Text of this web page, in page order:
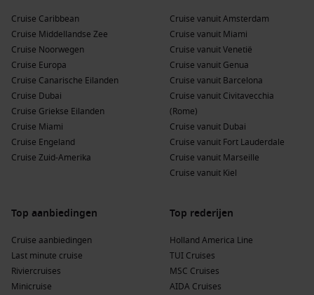
geschiedenis van
en de eilanden vanIndonesië
Sri Lanka:Dit eiland is rijk aan cultuur, met oude tempels,
prachtige natuur en heerlijke keuken. Bezoek Candys en
Sigiriya voor een onvergetelijke ervaring.
Indonesië
Beroemd om zijn eilanden, zoalsBalienJava
biedt dit land schitterende stranden, vulkanen en een
unieke mix van culturen.
Afrika:
adembenemende landschappen, rijke inheemse culturen
avonturiers.
Belangrijke rederijen die Phuket bezoeken
Cruise Caribbean
Cruise Middellandse Zee
Cruise Noorwegen
Cruise Europa
Cruise Canarische Eilanden
Cruise Dubai
Cruise Griekse Eilanden
Cruise Miami
Cruise Engeland
Cruise Zuid-Amerika
Cruise vanuit Amsterdam
Cruise vanuit Miami
Cruise vanuit Venetië
Cruise vanuit Genua
Cruise vanuit Barcelona
Cruise vanuit Civitavecchia
(Rome)
Cruise vanuit Dubai
Cruise vanuit Fort Lauderdale
Cruise vanuit Marseille
Cruise vanuit Kiel
Top aanbiedingen
Cruise aanbiedingen
Last minute cruise
Riviercruises
Minicruise
Top rederijen
Holland America Line
TUI Cruises
MSC Cruises
AIDA Cruises